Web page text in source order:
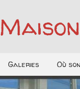
Galeries Où